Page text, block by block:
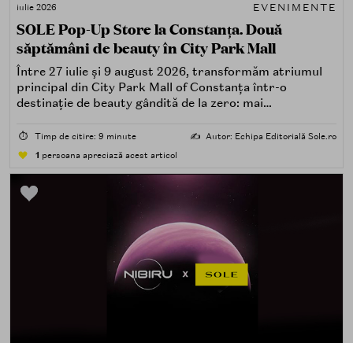
iulie 2026 EVENIMENTE
SOLE Pop-Up Store la Constanța. Două
săptămâni de beauty în City Park Mall
Între 27 iulie și 9 august 2026, transformăm atriumul
principal din City Park Mall of Constanța într-o
destinație de beauty gândită de la zero: mai
care îți place, de fapt, să descoperi produse — testând,
atingând, comparând, întrebând.
⏱️ Timp de citire: 9 minute ✍️ Autor: Echipa Editorială Sole.ro
1 persoana apreciază acest articol